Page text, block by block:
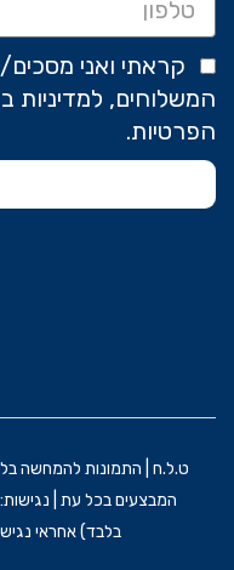
קראתי ואני
המשלוחים, למדיניות
הפרטיות.
ט.ל.ח | התמונות להמחשה
המבצעים בכל עת |
בלבד) אחראי נגישות